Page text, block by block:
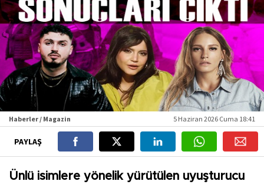
Haberler / Magazin 5 Haziran 2026 Cuma 18:41
PAYLAŞ
Ünlü isimlere yönelik yürütülen uyuşturucu